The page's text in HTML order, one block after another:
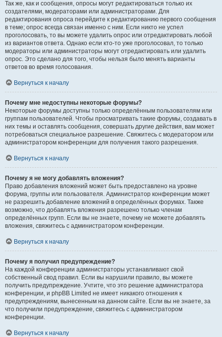
Так же, как и сообщения, опросы могут редактироваться только их
создателями, модераторами или администраторами. Для
редактирования опроса перейдите к редактированию первого сообщения
в теме; опрос всегда связан именно с ним. Если никто не успел
проголосовать, то вы можете удалить опрос или отредактировать любой
из вариантов ответа. Однако если кто-то уже проголосовал, то только
модераторы или администраторы могут отредактировать или удалить
опрос. Это сделано для того, чтобы нельзя было менять варианты
ответов во время голосования.
Вернуться к началу
Почему мне недоступны некоторые форумы?
Некоторые форумы доступны только определённым пользователям или
группам пользователей. Чтобы просматривать такие форумы, создавать в
них темы и оставлять сообщения, совершать другие действия, вам может
потребоваться специальное разрешение. Свяжитесь с модератором или
администратором конференции для получения такого разрешения.
Вернуться к началу
Почему я не могу добавлять вложения?
Право добавления вложений может быть предоставлено на уровне
форума, группы или пользователя. Администратор конференции может
не разрешить добавление вложений в определённых форумах. Также
возможно, что добавлять вложения разрешено только членам
определённых групп. Если вы не знаете, почему не можете добавлять
вложения, свяжитесь с администратором конференции.
Вернуться к началу
Почему я получил предупреждение?
На каждой конференции администраторы устанавливают свой
собственный свод правил. Если вы нарушили правило, вы можете
получить предупреждение. Учтите, что это решение администратора
конференции, и phpBB Limited не имеет никакого отношения к
предупреждениям, вынесенным на данном сайте. Если вы не знаете, за
что получили предупреждение, свяжитесь с администратором
конференции.
Вернуться к началу